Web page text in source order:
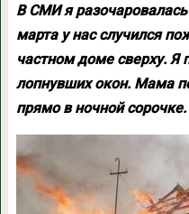
В СМИ я разочаровалась
марта у нас случился
частном доме сверху. Я
лопнувших окон. Мама
прямо в ночной сорочке.